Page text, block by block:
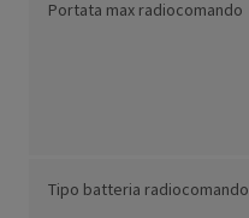
Portata max radiocomando
Tipo batteria radiocomando